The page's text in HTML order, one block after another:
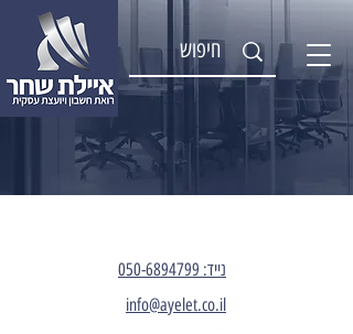
נייד: 050-6894799
info@ayelet.co.il